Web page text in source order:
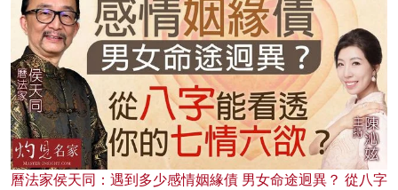
曆法家侯天同：遇到多少感情姻緣債 男女命途迥異？ 從八字